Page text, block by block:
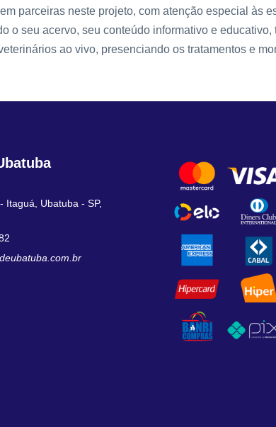
parceiras neste projeto, com atenção especial às
o seu acervo, seu conteúdo informativo e
ao vivo, presenciando os tratamentos e
Itaguá, Ubatuba - SP,